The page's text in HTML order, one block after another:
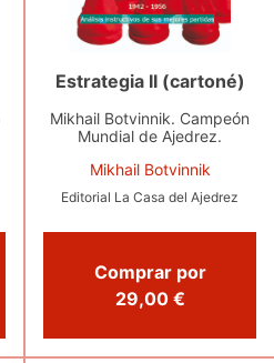
Estrategia II (cartoné)
Mikhail Botvinnik. Campeón
Mundial de Ajedrez.
Mikhail Botvinnik
Editorial La Casa del Ajedrez
Comprar por
29,00 €